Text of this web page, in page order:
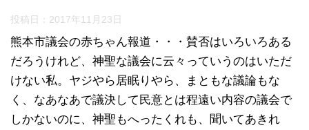
投稿日： 2017年11月23日
熊本市議会の赤ちゃん報道・・・賛否はいろいろある
だろうけれど、神聖な議会に云々っていうのはいただ
けない私。ヤジやら居眠りやら、まともな議論もな
く、なあなあで議決して民意とは程遠い内容の議会で
しかないのに、神聖もへったくれも、聞いてあきれ